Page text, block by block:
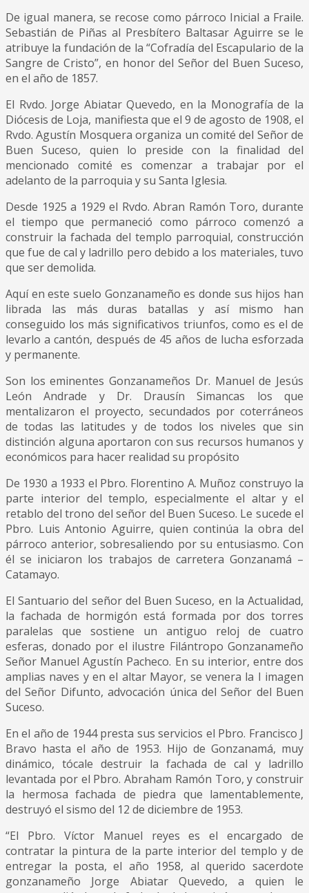
De igual manera, se recose como párroco Inicial a Fraile.
Sebastián de Piñas al Presbítero Baltasar Aguirre se le
atribuye la fundación de la “Cofradía del Escapulario de la
Sangre de Cristo”, en honor del Señor del Buen Suceso,
en el año de 1857.
El Rvdo. Jorge Abiatar Quevedo, en la Monografía de la
Diócesis de Loja, manifiesta que el 9 de agosto de 1908, el
Rvdo. Agustín Mosquera organiza un comité del Señor de
Buen Suceso, quien lo preside con la finalidad del
mencionado comité es comenzar a trabajar por el
adelanto de la parroquia y su Santa Iglesia.
Desde 1925 a 1929 el Rvdo. Abran Ramón Toro, durante
el tiempo que permaneció como párroco comenzó a
construir la fachada del templo parroquial, construcción
que fue de cal y ladrillo pero debido a los materiales, tuvo
que ser demolida.
Aquí en este suelo Gonzanameño es donde sus hijos han
librada las más duras batallas y así mismo han
conseguido los más significativos triunfos, como es el de
levarlo a cantón, después de 45 años de lucha esforzada
y permanente.
Son los eminentes Gonzanameños Dr. Manuel de Jesús
León Andrade y Dr. Drausín Simancas los que
mentalizaron el proyecto, secundados por coterráneos
de todas las latitudes y de todos los niveles que sin
distinción alguna aportaron con sus recursos humanos y
económicos para hacer realidad su propósito
De 1930 a 1933 el Pbro. Florentino A. Muñoz construyo la
parte interior del templo, especialmente el altar y el
retablo del trono del señor del Buen Suceso. Le sucede el
Pbro. Luis Antonio Aguirre, quien continúa la obra del
párroco anterior, sobresaliendo por su entusiasmo. Con
él se iniciaron los trabajos de carretera Gonzanamá –
Catamayo.
El Santuario del señor del Buen Suceso, en la Actualidad,
la fachada de hormigón está formada por dos torres
paralelas que sostiene un antiguo reloj de cuatro
esferas, donado por el ilustre Filántropo Gonzanameño
Señor Manuel Agustín Pacheco. En su interior, entre dos
amplias naves y en el altar Mayor, se venera la I imagen
del Señor Difunto, advocación única del Señor del Buen
Suceso.
En el año de 1944 presta sus servicios el Pbro. Francisco J
Bravo hasta el año de 1953. Hijo de Gonzanamá, muy
dinámico, tócale destruir la fachada de cal y ladrillo
levantada por el Pbro. Abraham Ramón Toro, y construir
la hermosa fachada de piedra que lamentablemente,
destruyó el sismo del 12 de diciembre de 1953.
“El Pbro. Víctor Manuel reyes es el encargado de
contratar la pintura de la parte interior del templo y de
entregar la posta, el año 1958, al querido sacerdote
gonzanameño Jorge Abiatar Quevedo, a quien le